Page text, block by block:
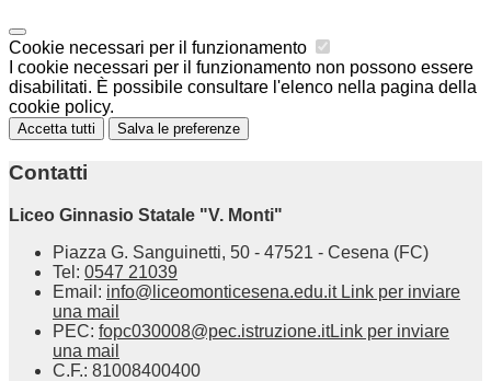
Cookie necessari per il funzionamento
I cookie necessari per il funzionamento non possono essere
disabilitati. È possibile consultare l'elenco nella pagina della
cookie policy.
Accetta tutti Salva le preferenze
Contatti
Liceo Ginnasio Statale "V. Monti"
Piazza G. Sanguinetti, 50 - 47521 - Cesena (FC)
Tel: 0547 21039
Email: info@liceomonticesena.edu.it Link per inviare
una mail
PEC: fopc030008@pec.istruzione.itLink per inviare
una mail
C.F.: 81008400400